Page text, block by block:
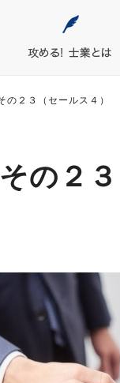
２３（セールス４）
の２３